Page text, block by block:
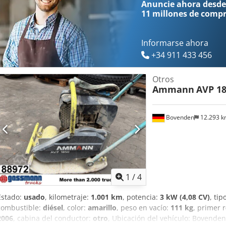
de arena • Excavaciones y cimentaciones Estado: Máquina
duradera y valorada.
Anuncie ahora desde
11 millones de
Informarse ahora
+34 911 433 456
1 /4
Bovenden 12.293
Otros
Ammann AVP
usado, kilometraje: 1.001 km, potencia: 3 kW (4,08 CV),
diésel, color: amarillo, peso en vacío: 111 kg, primer
, cabina del conductor: otro, Ubicación del vehículo: